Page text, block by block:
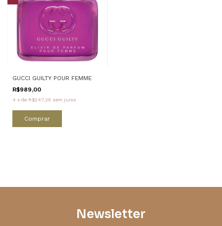
GUCCI GUILTY POUR FEMME
R$989,00
4 x de R$247,25 sem juros
Comprar
Newsletter